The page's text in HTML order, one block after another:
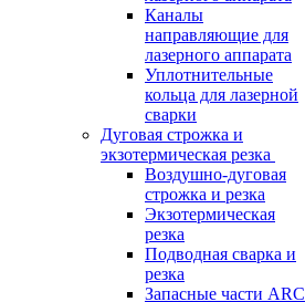
Каналы
направляющие для
лазерного аппарата
Уплотнительные
кольца для лазерной
сварки
Дуговая строжка и
экзотермическая резка
Воздушно-дуговая
строжка и резка
Экзотермическая
резка
Подводная сварка и
резка
Запасные части ARC